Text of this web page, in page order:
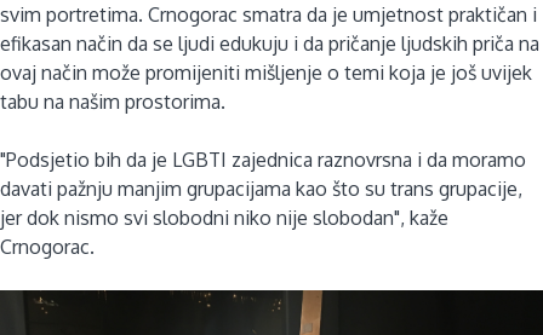
svim portretima. Crnogorac smatra da je umjetnost praktičan i
efikasan način da se ljudi edukuju i da pričanje ljudskih priča na
ovaj način može promijeniti mišljenje o temi koja je još uvijek
tabu na našim prostorima.
"Podsjetio bih da je LGBTI zajednica raznovrsna i da moramo
davati pažnju manjim grupacijama kao što su trans grupacije,
jer dok nismo svi slobodni niko nije slobodan", kaže
Crnogorac.